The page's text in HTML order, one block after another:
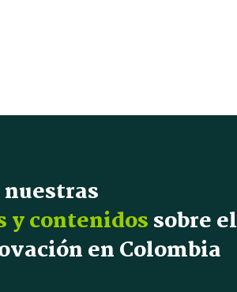
y contenidossobre el
en Colombia